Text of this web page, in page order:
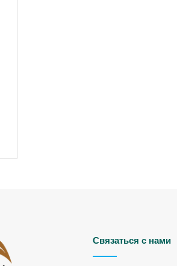
Связаться с нами